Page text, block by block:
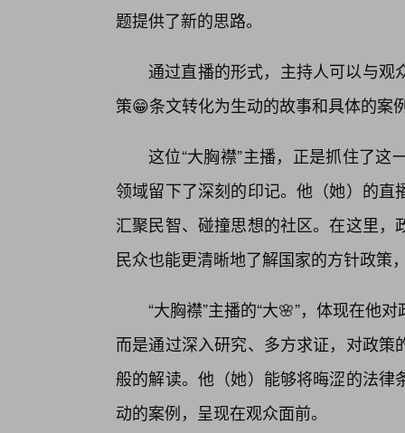
题提供了新的思路。
通过直播的形式，主持人可以与观
策😁条文转化为生动的故事和具体的案
这位“大胸襟”主播，正是抓住了
领域留下了深刻的印记。他（她）的
汇聚民智、碰撞思想的社区。在这里
民众也能更清晰地了解国家的方针政策
“大胸襟”主播的“大🌸”，体现在他
而是通过深入研究、多方求证，对政
般的解读。他（她）能够将晦涩的法
动的案例，呈现在观众面前。